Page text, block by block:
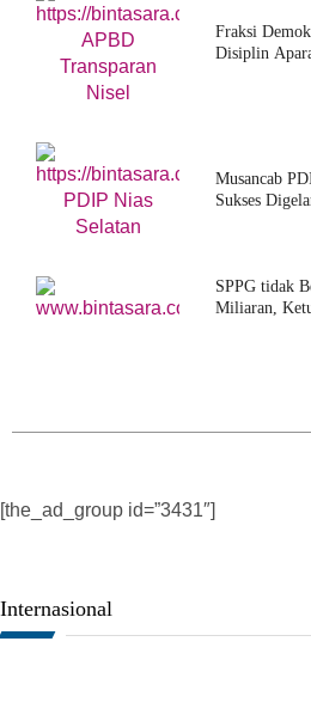
Fraksi
Disiplin
Musancab
Sukses
SPPG tidak
Miliaran,
[the_ad_group id=”3431″]
Internasional